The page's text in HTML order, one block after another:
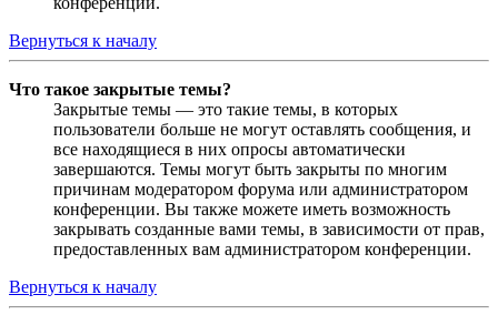
Вернуться к началу
Что такое закрытые темы?
Закрытые темы — это такие темы, в которых
пользователи больше не могут оставлять сообщения, и
все находящиеся в них опросы автоматически
завершаются. Темы могут быть закрыты по многим
причинам модератором форума или администратором
конференции. Вы также можете иметь возможность
закрывать созданные вами темы, в зависимости от прав,
предоставленных вам администратором конференции.
Вернуться к началу